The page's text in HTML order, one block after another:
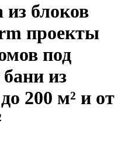
блоков
проекты
под
из
200 м² и от